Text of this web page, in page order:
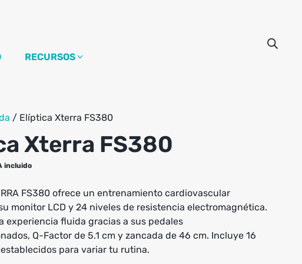
RECURSOS
/ Elíptica Xterra FS380
Xterra FS380
incluido
FS380 ofrece un entrenamiento cardiovascular
monitor LCD y 24 niveles de resistencia electromagnética.
experiencia fluida gracias a sus pedales
Q-Factor de 5.1 cm y zancada de 46 cm. Incluye 16
para variar tu rutina.